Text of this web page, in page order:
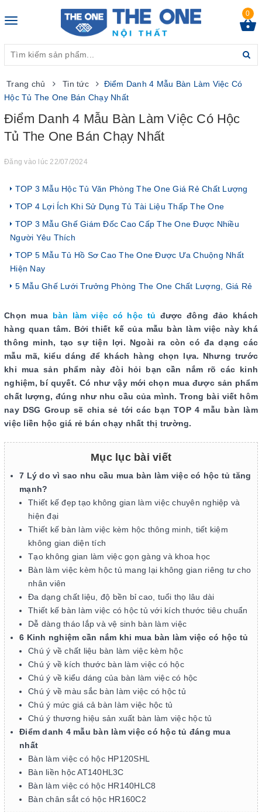
Toggle
0
Trang chủ Tin tức
Điểm Danh 4 Mẫu Bàn Làm Việc Có
Hộc Tủ The One Bán Chạy Nhất
Điểm Danh 4 Mẫu Bàn Làm Việc Có Hộc
Tủ The One Bán Chạy Nhất
Đăng vào lúc 22/07/2024
TOP 3 Mẫu Hộc Tủ Văn Phòng The One Giá Rẻ Chất Lượng
TOP 4 Lợi Ích Khi Sử Dụng Tủ Tài Liệu Thấp The One
TOP 3 Mẫu Ghế Giám Đốc Cao Cấp The One Được Nhiều
Người Yêu Thích
TOP 5 Mẫu Tủ Hồ Sơ Cao The One Được Ưa Chuộng Nhất
Hiện Nay
5 Mẫu Ghế Lưới Trưởng Phòng The One Chất Lượng, Giá Rẻ
Chọn mua bàn làm việc có hộc tủ được đông đảo khách
hàng quan tâm. Bởi thiết kế của mẫu bàn làm việc này khá
thông minh, tạo sự tiện lợi. Ngoài ra còn có đa dạng các
mẫu mã, kiểu dáng để khách hàng chọn lựa. Nhưng trước
khi mua sản phẩm này đòi hỏi bạn cần nắm rõ các kinh
nghiệm, bí quyết. Có như vậy mới chọn mua được sản phẩm
chất lượng, đúng như nhu cầu của mình. Trong bài viết hôm
nay DSG Group sẽ chia sẻ tới các bạn TOP 4 mẫu bàn làm
việc liền hộc giá rẻ bán chạy nhất thị trường.
Mục lục bài viết
7 Lý do vì sao nhu cầu mua bàn làm việc có hộc tủ tăng
mạnh?
Thiết kế đẹp tạo không gian làm việc chuyên nghiệp và
hiện đại
Thiết kế bàn làm việc kèm hộc thông minh, tiết kiệm
không gian diện tích
Tạo không gian làm việc gọn gàng và khoa học
Bàn làm việc kèm hộc tủ mang lại không gian riêng tư cho
nhân viên
Đa dạng chất liệu, độ bền bỉ cao, tuổi thọ lâu dài
Thiết kế bàn làm việc có hộc tủ với kích thước tiêu chuẩn
Dễ dàng tháo lắp và vệ sinh bàn làm việc
6 Kinh nghiệm cần nắm khi mua bàn làm việc có hộc tủ
Chú ý về chất liệu bàn làm việc kèm hộc
Chú ý về kích thước bàn làm việc có hộc
Chú ý về kiểu dáng của bàn làm việc có hộc
Chú ý về màu sắc bàn làm việc có hộc tủ
Chú ý mức giá cả bàn làm việc hộc tủ
Chú ý thương hiệu sản xuất bàn làm việc hộc tủ
Điểm danh 4 mẫu bàn làm việc có hộc tủ đáng mua
nhất
Bàn làm việc có hộc HP120SHL
Bàn liền hộc AT140HL3C
Bàn làm việc có hộc HR140HLC8
Bàn chân sắt có hộc HR160C2